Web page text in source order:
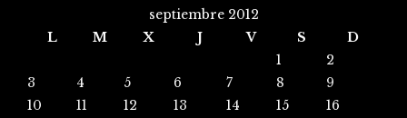
septiembre 2012
L
M X J V S
D
1
2
3
4 5 6 7 8
9
10
11 12 13 14 15
16